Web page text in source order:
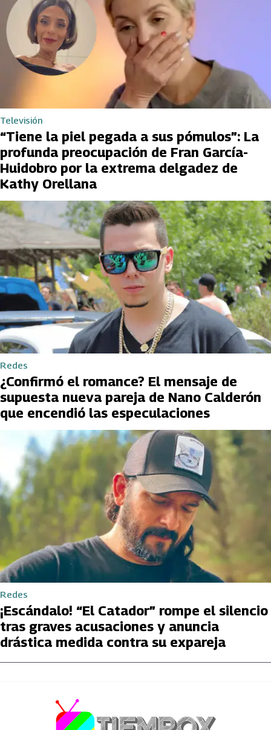
Televisión
“Tiene la piel pegada a sus pómulos”: La
profunda preocupación de Fran García-
Huidobro por la extrema delgadez de
Kathy Orellana
Redes
¿Confirmó el romance? El mensaje de
supuesta nueva pareja de Nano Calderón
que encendió las especulaciones
Redes
¡Escándalo! “El Catador” rompe el silencio
tras graves acusaciones y anuncia
drástica medida contra su expareja